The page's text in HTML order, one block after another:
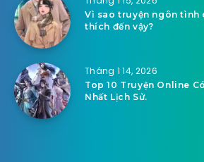
Vì sao truyện ngôn tình
thích đến vậy?
Tháng 1 14, 2026
Top 10 Truyện Online
Nhất Lịch Sử.